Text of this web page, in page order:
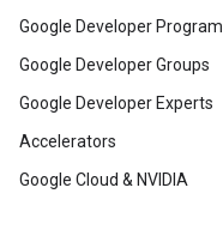
Google Developer Program
Google Developer Groups
Google Developer Experts
Accelerators
Google Cloud & NVIDIA